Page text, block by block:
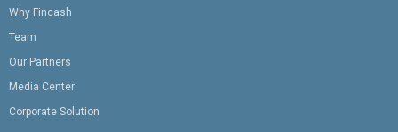
Why Fincash
Team
Our Partners
Media Center
Corporate Solution